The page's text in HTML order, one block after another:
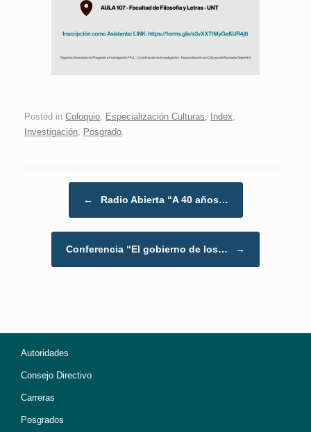
Posted in Coloquio Especialización Culturas Index
Investigación Posgrado
← Radio Abierta “A 40 años…
Conferencia “El gobierno de los… →
Autoridades
Consejo Directivo
Carreras
Posgrados